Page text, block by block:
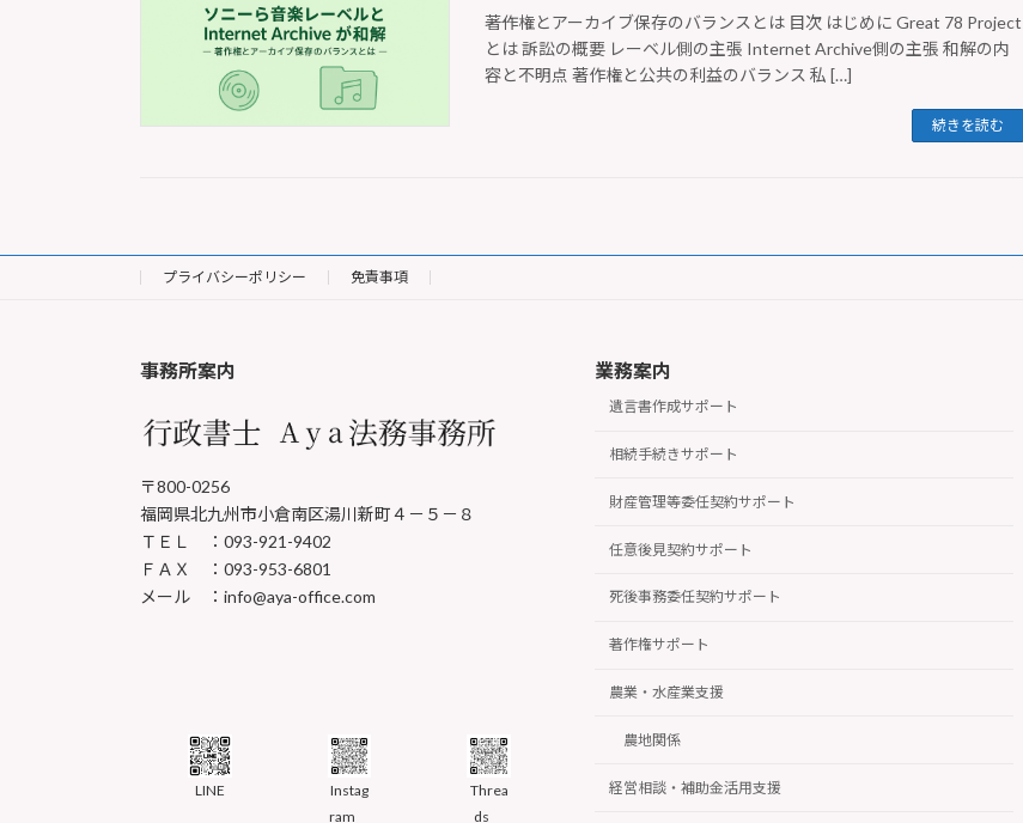
――著作権とアーカイブ保存のバランスとは 目次 はじめに Great 78 Project
とは 訴訟の概要 レーベル側の主張 Internet Archive側の主張 和解の内
容と不明点 著作権と公共の利益のバランス 私 […]
続きを読む
プライバシーポリシー 免責事項
事務所案内
〒800-0256
福岡県北九州市小倉南区湯川新町４－５－８
ＴＥＬ ：093-921-9402
ＦＡＸ ：093-953-6801
メール ：info@aya-office.com
LINE
Instag
ram
Threa
ds
業務案内
遺言書作成サポート
相続手続きサポート
財産管理等委任契約サポート
任意後見契約サポート
死後事務委任契約サポート
著作権サポート
農業・水産業支援
農地関係
経営相談・補助金活用支援